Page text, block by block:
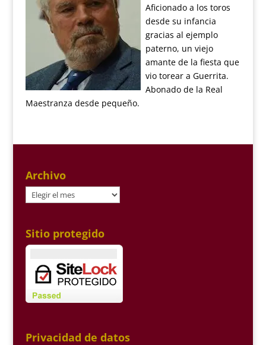
Aficionado a los toros
desde su infancia
gracias al ejemplo
paterno, un viejo
amante de la fiesta que
vio torear a Guerrita.
Abonado de la Real
Maestranza desde pequeño.
Archivo
Archivo
Sitio protegido
Privacidad de datos